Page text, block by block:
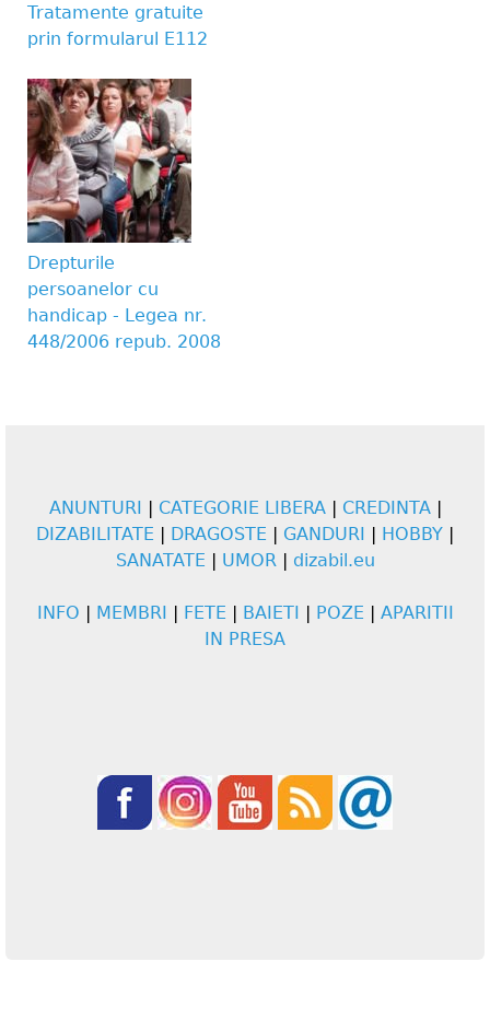
Tratamente gratuite
prin formularul E112
Drepturile
persoanelor cu
handicap - Legea nr.
448/2006 repub. 2008
ANUNTURI | CATEGORIE LIBERA| CREDINTA|
DIZABILITATE | DRAGOSTE | GANDURI | HOBBY |
SANATATE | UMOR| dizabil.eu
INFO | MEMBRI | FETE | BAIETI | POZE | APARITII
IN PRESA